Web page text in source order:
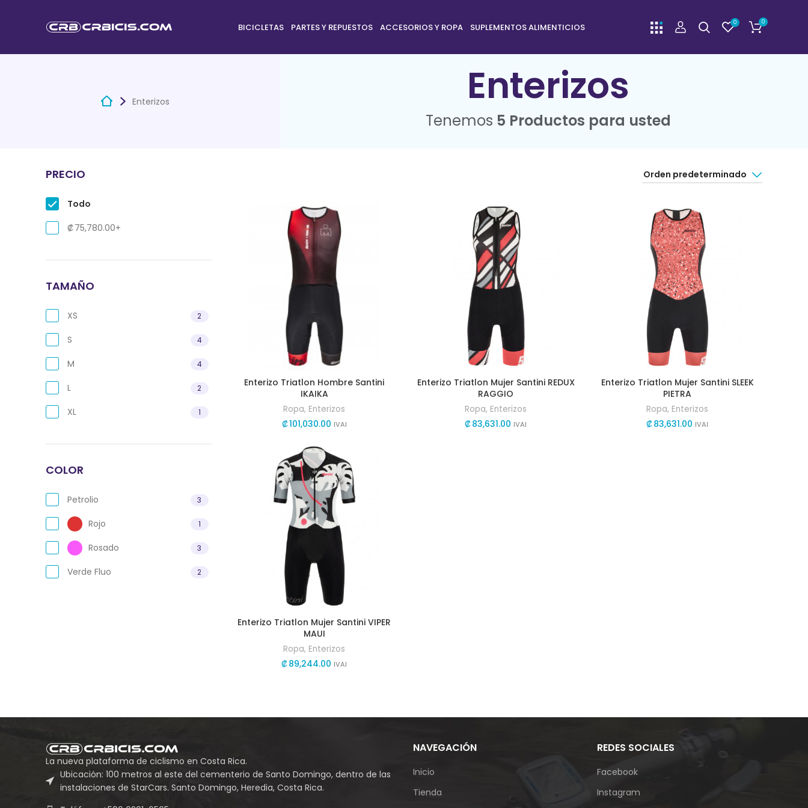
BICICLETAS PARTES Y REPUESTOS ACCESORIOS Y ROPA SUPLEMENTOS ALIMENTICIOS 0 0
Enterizos Enterizos
Tenemos 5 Productos para usted
PRECIO
Todo
₡75,780.00+
TAMAÑO
XS 2
S 4
M 4
L 2
XL 1
COLOR
Petrolio 3
Rojo 1
Rosado 3
Verde Fluo 2
Enterizo Triatlon Hombre Santini
IKAIKA
Ropa, Enterizos
₡101,030.00 IVAI
Enterizo Triatlon Mujer Santini REDUX
RAGGIO
Ropa, Enterizos
₡83,631.00 IVAI
Enterizo Triatlon Mujer Santini SLEEK
PIETRA
Ropa, Enterizos
₡83,631.00 IVAI
Enterizo Triatlon Mujer Santini VIPER
MAUI
Ropa, Enterizos
₡89,244.00 IVAI
La nueva plataforma de ciclismo en Costa Rica.
Ubicación: 100 metros al este del cementerio de Santo Domingo, dentro de las
instalaciones de StarCars. Santo Domingo, Heredia, Costa Rica.
NAVEGACIÓN
Inicio
Tienda
REDES SOCIALES
Facebook
Instagram